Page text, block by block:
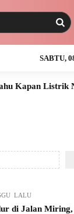
SABTU,
Normal
LALU
di Jalan Miring,